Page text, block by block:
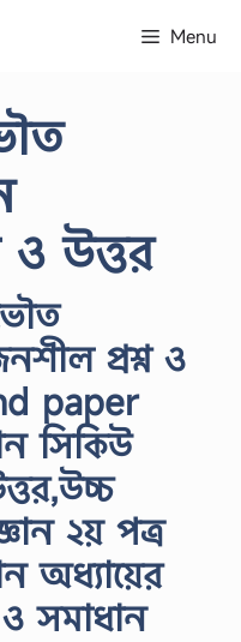
Menu
ও উত্তর
প্রশ্ন ও
paper
সিকিউ
২য় পত্র
অধ্যায়ের
সমাধান